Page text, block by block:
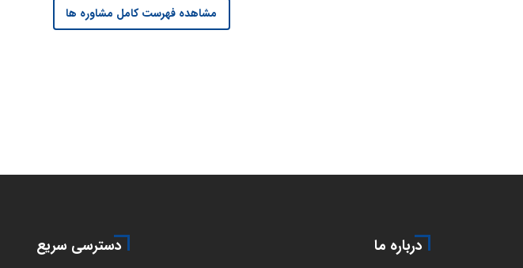
مشاهده فهرست کامل مشاوره ها
درباره ما دسترسی سریع